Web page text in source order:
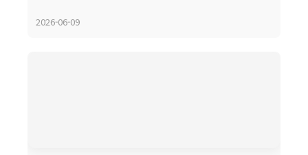
2026-06-09